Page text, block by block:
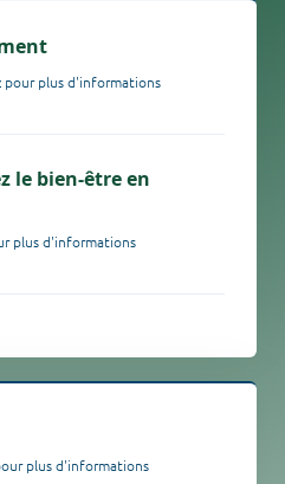
pour plus d'informations
le bien-être en
plus d'informations
plus d'informations